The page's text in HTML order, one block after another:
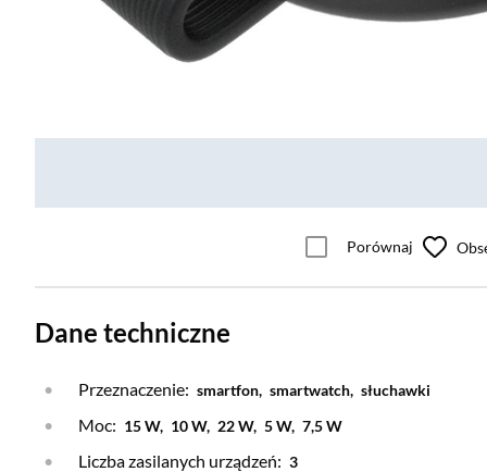
Porównaj
Dane techniczne
Przeznaczenie: smartfon, smartwatch, słuchawki
Moc: 15 W, 10 W, 22 W, 5 W, 7,5 W
Liczba zasilanych urządzeń: 3